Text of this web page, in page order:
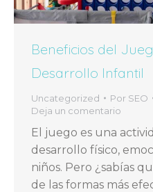
Beneficios del
Desarrollo Infantil
Uncategorized Por SEO
Deja un comentario
El juego es una
desarrollo físico,
niños. Pero ¿sabías
de las formas más